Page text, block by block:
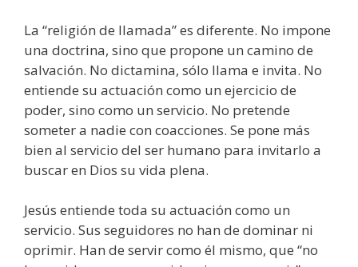
La “religión de llamada” es diferente. No impone
una doctrina, sino que propone un camino de
salvación. No dictamina, sólo llama e invita. No
entiende su actuación como un ejercicio de
poder, sino como un servicio. No pretende
someter a nadie con coacciones. Se pone más
bien al servicio del ser humano para invitarlo a
buscar en Dios su vida plena.
Jesús entiende toda su actuación como un
servicio. Sus seguidores no han de dominar ni
oprimir. Han de servir como él mismo, que “no